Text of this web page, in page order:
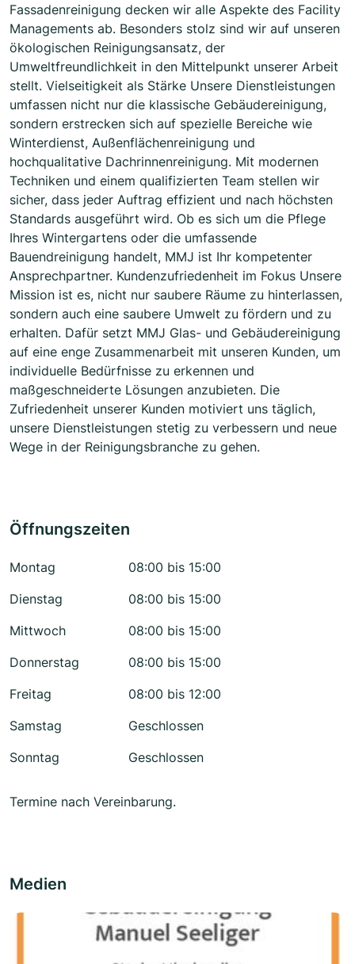
Fassadenreinigung decken wir alle Aspekte des Facility
Managements ab. Besonders stolz sind wir auf unseren
ökologischen Reinigungsansatz, der
Umweltfreundlichkeit in den Mittelpunkt unserer Arbeit
stellt. Vielseitigkeit als Stärke Unsere Dienstleistungen
umfassen nicht nur die klassische Gebäudereinigung,
sondern erstrecken sich auf spezielle Bereiche wie
Winterdienst, Außenflächenreinigung und
hochqualitative Dachrinnenreinigung. Mit modernen
Techniken und einem qualifizierten Team stellen wir
sicher, dass jeder Auftrag effizient und nach höchsten
Standards ausgeführt wird. Ob es sich um die Pflege
Ihres Wintergartens oder die umfassende
Bauendreinigung handelt, MMJ ist Ihr kompetenter
Ansprechpartner. Kundenzufriedenheit im Fokus Unsere
Mission ist es, nicht nur saubere Räume zu hinterlassen,
sondern auch eine saubere Umwelt zu fördern und zu
erhalten. Dafür setzt MMJ Glas- und Gebäudereinigung
auf eine enge Zusammenarbeit mit unseren Kunden, um
individuelle Bedürfnisse zu erkennen und
maßgeschneiderte Lösungen anzubieten. Die
Zufriedenheit unserer Kunden motiviert uns täglich,
unsere Dienstleistungen stetig zu verbessern und neue
Wege in der Reinigungsbranche zu gehen.
Öffnungszeiten
Montag
08:00 bis 15:00
Dienstag
08:00 bis 15:00
Mittwoch
08:00 bis 15:00
Donnerstag
08:00 bis 15:00
Freitag
08:00 bis 12:00
Samstag
Geschlossen
Sonntag
Geschlossen
Termine nach Vereinbarung.
Medien